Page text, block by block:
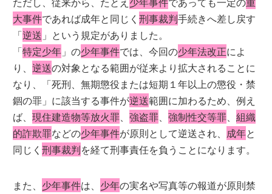
大事件であれば成年と同じく刑事裁判手続きへ差し戻す
「逆送 」という規定がありました。
「特定少年 」の少年事件では、今回の少年法改正によ
り、逆送の対象となる範囲が従来より拡大されることに
なり、「死刑、無期懲役または短期１年以上の懲役・禁
錮の罪」に該当する事件が逆送範囲に加わるため、例え
ば、現住建造物等放火罪、強盗罪、強制性交等罪、組織
的詐欺罪などの少年事件が原則として逆送され、 成年と
同じく刑事裁判を経て刑事責任を負うことになります。
また、 少年事件は、 少年の実名や写真等の報道が原則禁